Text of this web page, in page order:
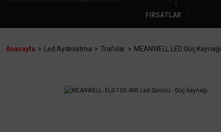
FIRSATLAR
Anasayfa Led Aydınlatma Trafolar MEANWELL LED Güç Kaynağı